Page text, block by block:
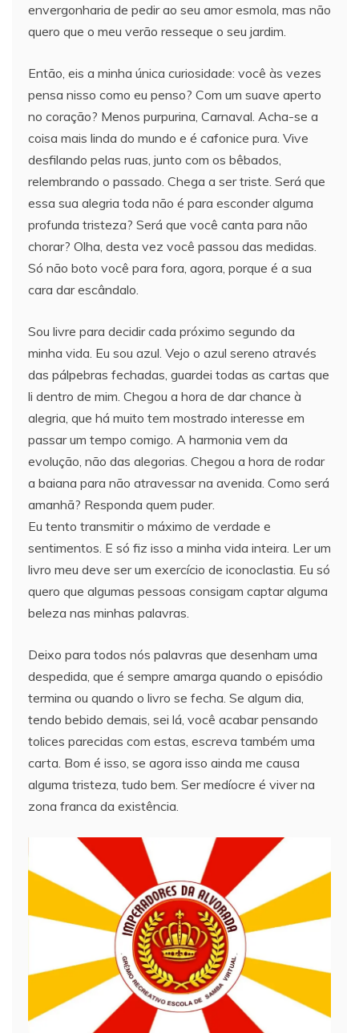
envergonharia de pedir ao seu amor esmola, mas não
quero que o meu verão resseque o seu jardim.
Então, eis a minha única curiosidade: você às vezes
pensa nisso como eu penso? Com um suave aperto
no coração? Menos purpurina, Carnaval. Acha-se a
coisa mais linda do mundo e é cafonice pura. Vive
desfilando pelas ruas, junto com os bêbados,
relembrando o passado. Chega a ser triste. Será que
essa sua alegria toda não é para esconder alguma
profunda tristeza? Será que você canta para não
chorar? Olha, desta vez você passou das medidas.
Só não boto você para fora, agora, porque é a sua
cara dar escândalo.
Sou livre para decidir cada próximo segundo da
minha vida. Eu sou azul. Vejo o azul sereno através
das pálpebras fechadas, guardei todas as cartas que
li dentro de mim. Chegou a hora de dar chance à
alegria, que há muito tem mostrado interesse em
passar um tempo comigo. A harmonia vem da
evolução, não das alegorias. Chegou a hora de rodar
a baiana para não atravessar na avenida. Como será
amanhã? Responda quem puder.
Eu tento transmitir o máximo de verdade e
sentimentos. E só fiz isso a minha vida inteira. Ler um
livro meu deve ser um exercício de iconoclastia. Eu só
quero que algumas pessoas consigam captar alguma
beleza nas minhas palavras.
Deixo para todos nós palavras que desenham uma
despedida, que é sempre amarga quando o episódio
termina ou quando o livro se fecha. Se algum dia,
tendo bebido demais, sei lá, você acabar pensando
tolices parecidas com estas, escreva também uma
carta. Bom é isso, se agora isso ainda me causa
alguma tristeza, tudo bem. Ser medíocre é viver na
zona franca da existência.